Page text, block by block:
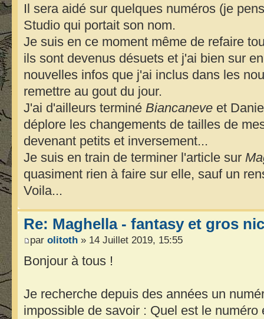
Il sera aidé sur quelques numéros (je
Studio qui portait son nom.
Je suis en ce moment même de refaire
ils sont devenus désuets et j'ai bien sur
nouvelles infos que j'ai inclus dans les
remettre au gout du jour.
J'ai d'ailleurs terminé Biancaneve et
déplore les changements de tailles de
devenant petits et inversement...
Je suis en train de terminer l'article sur
quasiment rien à faire sur elle, sauf un
Voila...
Re: Maghella - fantasy et gros
par olitoth » 14 Juillet 2019, 15:55
Bonjour à tous !
Je recherche depuis des années un
impossible de savoir : Quel est le numéro